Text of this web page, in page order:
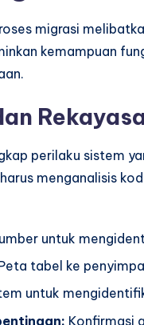
migrasi
kemampuan
perilaku sistem
menganalisis
untuk
tabel ke
untuk
Konfirmasi